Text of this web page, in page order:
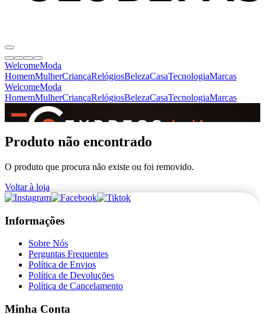
WelcomeModa
HomemMulherCriançaRelógiosBelezaCasaTecnologiaMarcas
WelcomeModa
HomemMulherCriançaRelógiosBelezaCasaTecnologiaMarcas
+de 36.000 reviews
Produto não encontrado
O produto que procura não existe ou foi removido.
Voltar à loja
Informações
Sobre Nós
Perguntas Frequentes
Política de Envios
Política de Devoluções
Política de Cancelamento
Minha Conta